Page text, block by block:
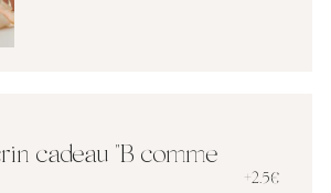
cadeau "B comme
+2.5€